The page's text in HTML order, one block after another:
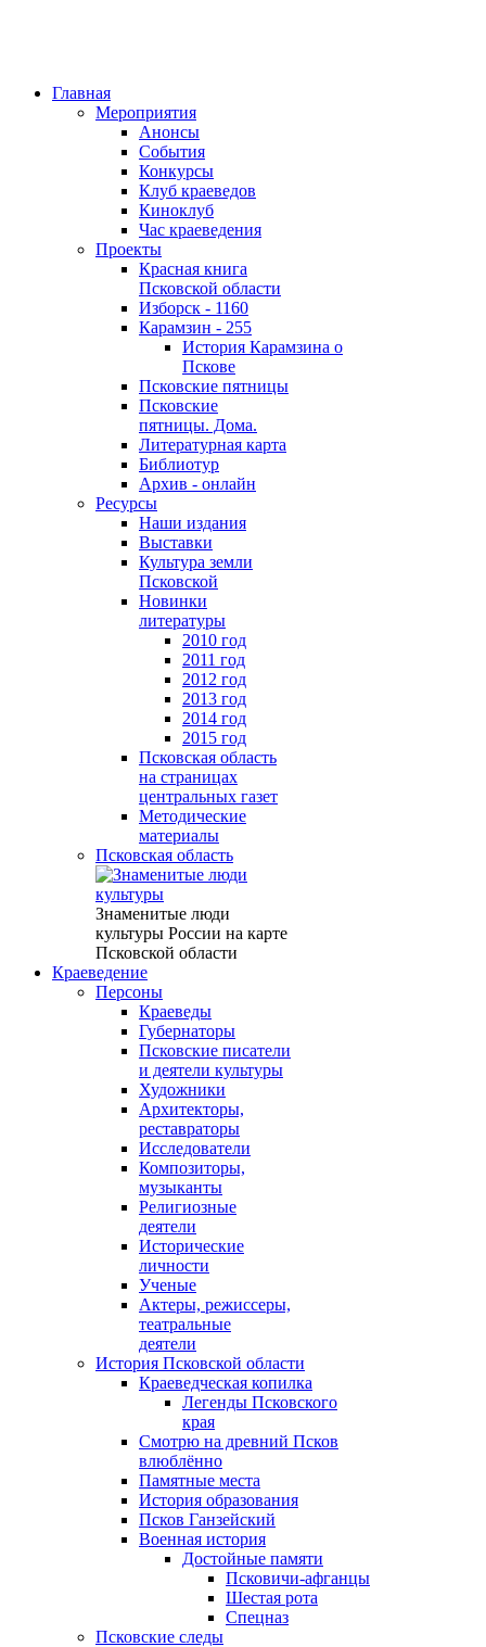
Главная
Мероприятия
Анонсы
События
Конкурсы
Клуб краеведов
Киноклуб
Час краеведения
Проекты
Красная книга
Псковской области
Изборск - 1160
Карамзин - 255
История Карамзина о
Пскове
Псковские пятницы
Псковские
пятницы. Дома.
Литературная карта
Библиотур
Архив - онлайн
Ресурсы
Наши издания
Выставки
Культура земли
Псковской
Новинки
литературы
2010 год
2011 год
2012 год
2013 год
2014 год
2015 год
Псковская область
на страницах
центральных газет
Методические
материалы
Псковская область
Знаменитые люди
культуры России на карте
Псковской области
Краеведение
Персоны
Краеведы
Губернаторы
Псковские писатели
и деятели культуры
Художники
Архитекторы,
реставраторы
Исследователи
Композиторы,
музыканты
Религиозные
деятели
Исторические
личности
Ученые
Актеры, режиссеры,
театральные
деятели
История Псковской области
Краеведческая копилка
Легенды Псковского
края
Смотрю на древний Псков
влюблённо
Памятные места
История образования
Псков Ганзейский
Военная история
Достойные памяти
Псковичи-афганцы
Шестая рота
Спецназ
Псковские следы